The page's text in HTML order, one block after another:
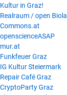
Kultur in Graz!
Realraum / open
Commons.at
openscienceASAP
mur.at
Funkfeuer Graz
IG Kultur Steiermark
Repair Café Graz
CryptoParty Graz